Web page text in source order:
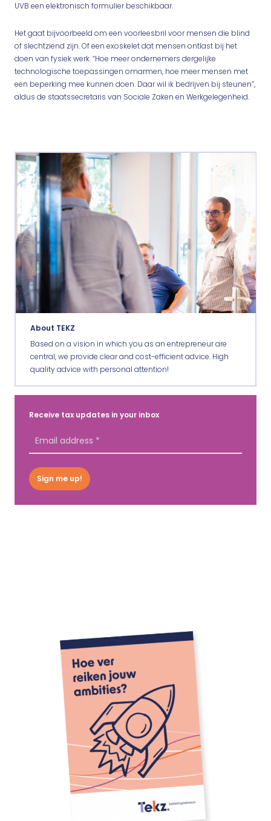
UVB een elektronisch formulier beschikbaar.
Het gaat bijvoorbeeld om een voorleesbril voor mensen die blind
of slechtziend zijn. Of een exoskelet dat mensen ontlast bij het
doen van fysiek werk. “Hoe meer ondernemers dergelijke
technologische toepassingen omarmen, hoe meer mensen met
een beperking mee kunnen doen. Daar wil ik bedrijven bij steunen”,
aldus de staatssecretaris van Sociale Zaken en Werkgelegenheid.
About TEKZ
Based on a vision in which you as an entrepreneur are
central, we provide clear and cost-efficient advice. High
quality advice with personal attention!
Receive tax updates in your inbox
Sign me up!